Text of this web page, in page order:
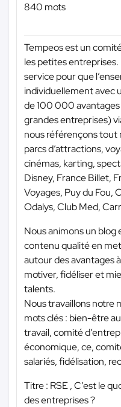
840 mots
Tempeos est un
les petites
service pour que
individuellement avec
de 100 000
grandes entreprises)
nous référençons tout
parcs d’attractions,
cinémas, karting,
Disney, France Billet,
Voyages, Puy du Fou,
Odalys, Club Med,
Nous animons un
contenu qualité en
autour des avantages
motiver, fidéliser et
talents.
Nous travaillons notre
mots clés : bien-être
travail, comité
économique, ce,
salariés, fidélisation,
Titre : RSE , C’est le
des entreprises ?